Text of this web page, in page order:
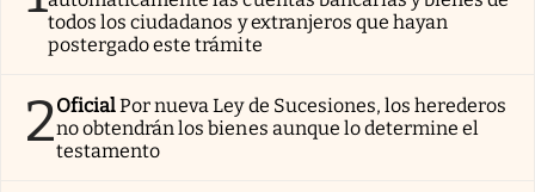
todos los ciudadanos y extranjeros que hayan
postergado este trámite
2OficialPor nueva Ley de Sucesiones, los herederos
no obtendrán los bienes aunque lo determine el
testamento